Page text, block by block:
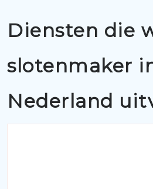
Diensten die
slotenmaker
Nederland